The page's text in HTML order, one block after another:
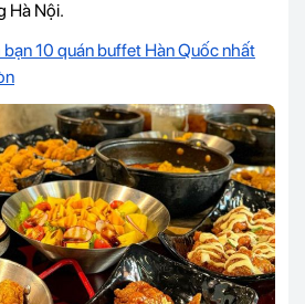
Hà Nội.
bạn 10 quán buffet Hàn Quốc nhất